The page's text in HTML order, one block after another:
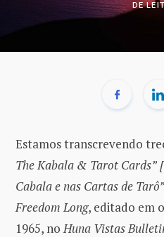
DE
Estamos transcrevendo
The Kabala & Tarot Cards”
Cabala e nas Cartas de
Freedom Long, editado em
1965, noHuna Vistas